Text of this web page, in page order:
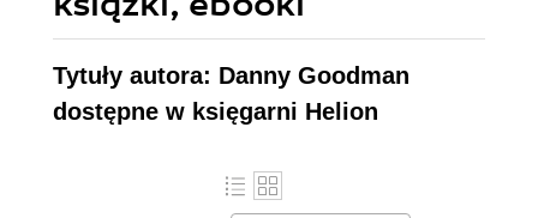
Tytuły autora: Danny Goodman
dostępne w księgarni Helion